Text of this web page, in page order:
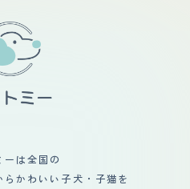
だけこまめにするのが良いと
ができやすく、フードによ
りするため、フード選びには
に通うような疾患はなく、
】 昔より吠
、やはり警戒心が強めなので
が。 【総評】 ペッ
でとてもかわいらしかったこ
被毛が特徴ですが、意外に
ーは全国の
かわいい子犬・子猫を